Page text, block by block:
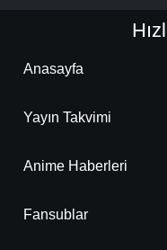
Anasayfa
Yayın Takvimi
Anime Haberleri
Fansublar